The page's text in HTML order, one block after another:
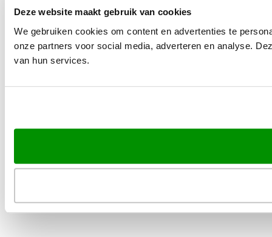
Deze website maakt gebruik van cookies
We gebruiken cookies om content en advertenties te
onze partners voor social media, adverteren en analyse.
van hun services.